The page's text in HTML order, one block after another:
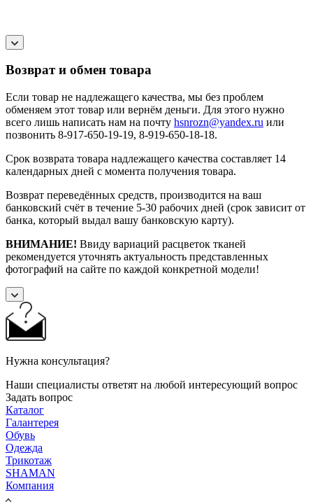
Возврат и обмен товара
Если товар не надлежащего качества, мы без проблем
обменяем этот товар или вернём деньги. Для этого нужно
всего лишь написать нам на почту hsnrozn@yandex.ru или
позвонить 8-917-650-19-19, 8-919-650-18-18.
Срок возврата товара надлежащего качества составляет 14
календарных дней с момента получения товара.
Возврат переведённых средств, производится на ваш
банковский счёт в течение 5-30 рабочих дней (срок зависит от
банка, который выдал вашу банковскую карту).
ВНИМАНИЕ! Ввиду вариаций расцветок тканей
рекомендуется уточнять актуальность представленных
фотографий на сайте по каждой конкретной модели!
Нужна консультация?
Наши специалисты ответят на любой интересующий вопрос
Задать вопрос
Каталог
Галантерея
Обувь
Одежда
Трикотаж
SHAMAN
Компания